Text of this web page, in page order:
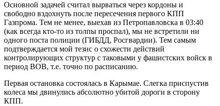
Основной задачей считал вырваться через кордоны и
свободно вздохнуть после пересечения первого КПП
Газпрома. Тем не менее, выехав из Петропавловска в 03:40
(как всегда кто-то из толпы проспал), мы не встретили ни
одного поста полиции (ГИБДД, Росгвардии). Тем самым
подтверждается мой тезис о схожести действий
контролирующих структур с таковыми у фашистских войск в
период ВОВ, т.е. точно по расписанию.
Первая остановка состоялась в Карымае. Слегка приспустив
колеса мы двинулись абсолютно убитой дороги в сторону
КПП.